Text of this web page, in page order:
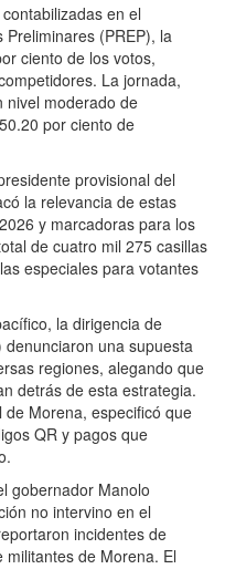
en el
(PREP), la
ciento de los votos,
La jornada,
nivel moderado de
por ciento de
provisional del
la relevancia de estas
y marcadoras para los
de cuatro mil 275 casillas
especiales para votantes
la dirigencia de
una supuesta
regiones, alegando que
detrás de esta estrategia.
Morena, especificó que
QR y pagos que
gobernador Manolo
no intervino en el
incidentes de
de Morena. El